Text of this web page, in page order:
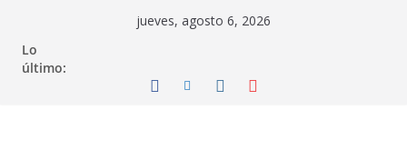
contenido
jueves, agosto 6, 2026
Lo
último: